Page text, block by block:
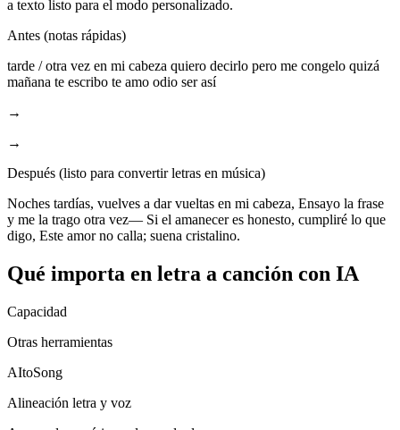
a texto listo para el modo personalizado.
Antes (notas rápidas)
tarde / otra vez en mi cabeza quiero decirlo pero me congelo quizá
mañana te escribo te amo odio ser así
→
→
Después (listo para convertir letras en música)
Noches tardías, vuelves a dar vueltas en mi cabeza, Ensayo la frase
y me la trago otra vez— Si el amanecer es honesto, cumpliré lo que
digo, Este amor no calla; suena cristalino.
Qué importa en letra a canción con IA
Capacidad
Otras herramientas
AItoSong
Alineación letra y voz